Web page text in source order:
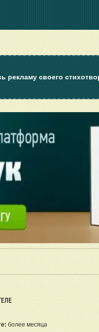
рекламу своего
более месяца